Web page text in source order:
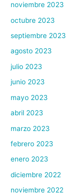
noviembre 2023
octubre 2023
septiembre 2023
agosto 2023
julio 2023
junio 2023
mayo 2023
abril 2023
marzo 2023
febrero 2023
enero 2023
diciembre 2022
noviembre 2022